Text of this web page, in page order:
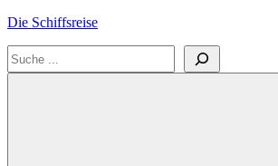
Zum
springen
Die Schiffsreise
Literatur-
Suchen